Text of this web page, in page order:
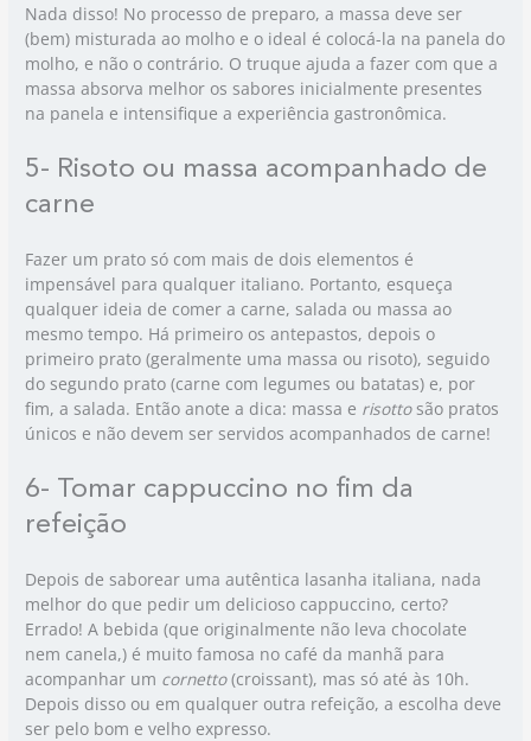
Nada disso! No processo de preparo, a massa deve ser
(bem) misturada ao molho e o ideal é colocá-la na panela do
molho, e não o contrário. O truque ajuda a fazer com que a
massa absorva melhor os sabores inicialmente presentes
na panela e intensifique a experiência gastronômica.
5- Risoto ou massa acompanhado de
carne
Fazer um prato só com mais de dois elementos é
impensável para qualquer italiano. Portanto, esqueça
qualquer ideia de comer a carne, salada ou massa ao
mesmo tempo. Há primeiro os antepastos, depois o
primeiro prato (geralmente uma massa ou risoto), seguido
do segundo prato (carne com legumes ou batatas) e, por
fim, a salada. Então anote a dica: massa e risotto são pratos
únicos e não devem ser servidos acompanhados de carne!
6- Tomar cappuccino no fim da
refeição
Depois de saborear uma autêntica lasanha italiana, nada
melhor do que pedir um delicioso cappuccino, certo?
Errado! A bebida (que originalmente não leva chocolate
nem canela,) é muito famosa no café da manhã para
acompanhar um cornetto(croissant), mas só até às 10h.
Depois disso ou em qualquer outra refeição, a escolha deve
ser pelo bom e velho expresso.